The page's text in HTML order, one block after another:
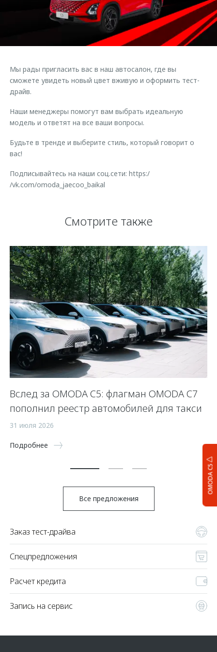
Страхование
Кредитный калькулятор
Оригинальные аксессуары
Запчасти
Трейд-ин
Калькулятор трейд-ин
Клиентская поддержка
Клуб владельцев OMODA
Аксессуары
Одежда и сувениры
Оригинальные аксессуары
Запчасти
Обратная связь
OMODA C5
Мы рады пригласить вас в наш автосалон, где вы
сможете увидеть новый цвет вживую и оформить тест-
драйв.
Наши менеджеры помогут вам выбрать идеальную
модель и ответят на все ваши вопросы.
Будьте в тренде и выберите стиль, который говорит о
вас!
Подписывайтесь на наши соц.сети: https:/
/vk.com/omoda_jaecoo_baikal
Смотрите также
Вслед за OMODA C5: флагман OMODA C7
пополнил реестр автомобилей для такси
31 июля 2026
Подробнее
Все предложения
Заказ тест-драйва
Спецпредложения
Расчет кредита
Запись на сервис